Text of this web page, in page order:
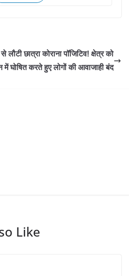
छात्रा कोराना पॉजिटिव! क्षेत्र को
घोषित करते हुए लोगों की आवाजाही बंद
Like